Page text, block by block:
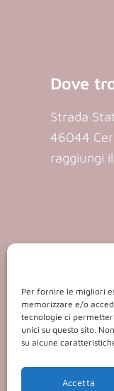
Per fornire le migliori
memorizzare e/o
tecnologie ci
unici su questo sito.
su alcune
Accetta
Dove
Strada
46044
raggiungi